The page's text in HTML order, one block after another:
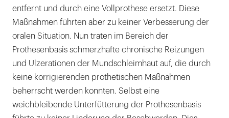
entfernt und durch eine Vollprothese ersetzt. Diese
Maßnahmen führten aber zu keiner Verbesserung der
oralen Situation. Nun traten im Bereich der
Prothesenbasis schmerzhafte chronische Reizungen
und Ulzerationen der Mundschleimhaut auf, die durch
keine korrigierenden prothetischen Maßnahmen
beherrscht werden konnten. Selbst eine
weichbleibende Unterfütterung der Prothesenbasis